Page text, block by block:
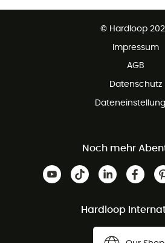
© Hardloop
Impressum
AGB
Datenschutz
Noch mehr
Hardloop